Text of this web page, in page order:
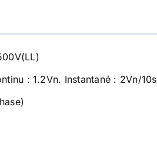
: 1.2Vn. Instantané : 2Vn/10s